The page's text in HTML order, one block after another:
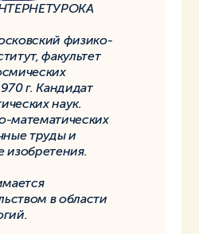
физико-
факультет
г. Кандидат
наук.
математических
труды и
изобретения.
в области